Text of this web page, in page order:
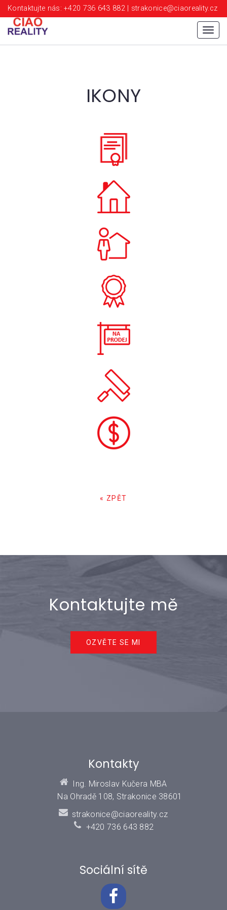
Kontaktujte nás: +420 736 643 882 | strakonice@ciaoreality.cz
Menu
IKONY
« ZPĚT
Kontaktujte mě
OZVĚTE SE MI
Kontakty
Ing. Miroslav Kučera MBA
Na Ohradě 108, Strakonice 38601
strakonice@ciaoreality.cz
+420 736 643 882
Sociální sítě